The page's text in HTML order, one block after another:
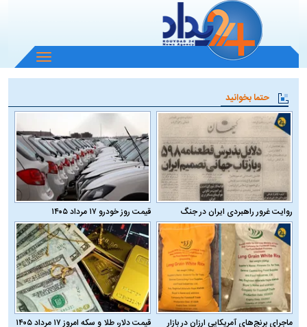
باز
و
منو
حتما بخوانید
روایت غرور راهبردی ایران در جنگ قیمت روز خودرو ۱۷ مرداد ۱۴۰۵
ماجرای برنج‌های آمریکایی ارزان در بازار
قیمت دلار، طلا و سکه امروز ۱۷ مرداد ۱۴۰۵